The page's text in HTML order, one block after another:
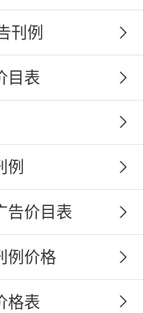
刊例
目表
例
告价目表
例价格
格表